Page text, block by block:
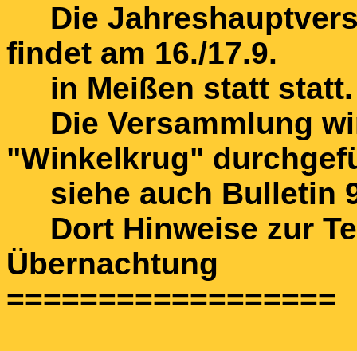
Die
findet am 16./17.9.
in Meißen statt statt.
Die Versammlung
"Winkelkrug"
siehe auch Bulletin
Dort Hinweise zur
Übernachtung
==================